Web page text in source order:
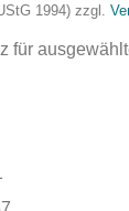
1994) zzgl.
für